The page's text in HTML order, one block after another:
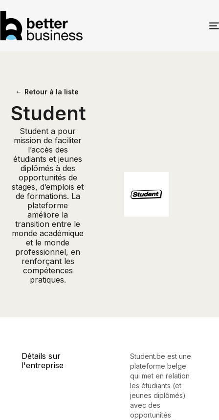
Retour à la liste
Student
Student a pour
mission de faciliter
l’accès des
étudiants et jeunes
diplômés à des
opportunités de
stages, d’emplois et
de formations. La
plateforme
améliore la
transition entre le
monde académique
et le monde
professionnel, en
renforçant les
compétences
pratiques.
Détails sur
l'entreprise
Student.be est une
plateforme belge
qui met en relation
les étudiants (et
jeunes diplômés)
avec des
opportunités